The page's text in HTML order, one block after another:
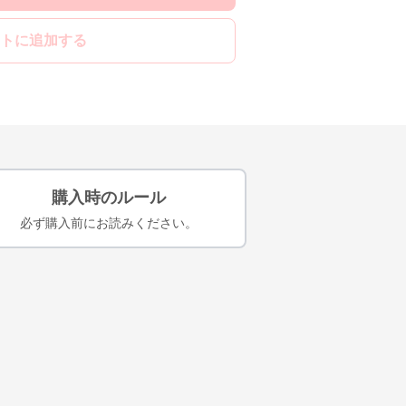
に追加する
購入時のルール
必ず購入前にお読みください。